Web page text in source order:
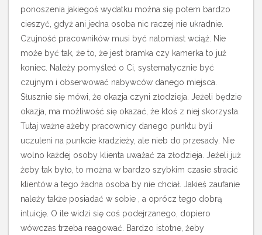
ponoszenia jakiegoś wydatku można się potem bardzo
cieszyć, gdyż ani jedna osoba nic raczej nie ukradnie.
Czujność pracowników musi być natomiast wciąż. Nie
może być tak, że to, że jest bramka czy kamerka to już
koniec. Należy pomyśleć o Ci, systematycznie być
czujnym i obserwować nabywców danego miejsca.
Słusznie się mówi, że okazja czyni złodzieja. Jeżeli będzie
okazja, ma możliwość się okazać, że ktoś z niej skorzysta.
Tutaj ważne ażeby pracownicy danego punktu byli
uczuleni na punkcie kradzieży, ale nieb do przesady. Nie
wolno każdej osoby klienta uważać za złodzieja. Jeżeli już
żeby tak było, to można w bardzo szybkim czasie stracić
klientów a tego żadna osoba by nie chciał. Jakieś zaufanie
należy także posiadać w sobie , a oprócz tego dobrą
intuicję. O ile widzi się coś podejrzanego, dopiero
wówczas trzeba reagować. Bardzo istotne, żeby